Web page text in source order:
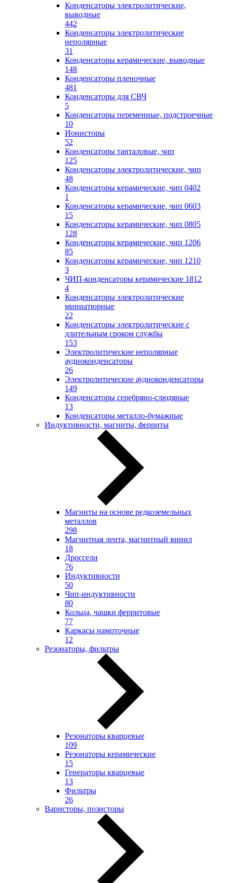
Конденсаторы электролитические,
выводные
442
Конденсаторы электролитические
неполярные
31
Конденсаторы керамические, выводные
148
Конденсаторы пленочные
481
Конденсаторы для СВЧ
5
Конденсаторы переменные, подстроечные
10
Ионисторы
52
Конденсаторы танталовые, чип
125
Конденсаторы электролитические, чип
48
Конденсаторы керамические, чип 0402
1
Конденсаторы керамические, чип 0603
15
Конденсаторы керамические, чип 0805
128
Конденсаторы керамические, чип 1206
85
Конденсаторы керамические, чип 1210
3
ЧИП-конденсаторы керамические 1812
4
Конденсаторы электролитические
миниатюрные
22
Конденсаторы электролитические с
длительным сроком службы
153
Электролитические неполярные
аудиоконденсаторы
26
Электролитические аудиоконденсаторы
149
Конденсаторы серебряно-слюдяные
13
Конденсаторы металло-бумажные
Индуктивности, магниты, ферриты
Магниты на основе редкоземельных
металлов
298
Магнитная лента, магнитный винил
18
Дроссели
76
Индуктивности
50
Чип-индуктивности
80
Кольца, чашки ферритовые
77
Каркасы намоточные
12
Резонаторы, фильтры
Резонаторы кварцевые
109
Резонаторы керамические
15
Генераторы кварцевые
13
Фильтры
26
Варисторы, позисторы